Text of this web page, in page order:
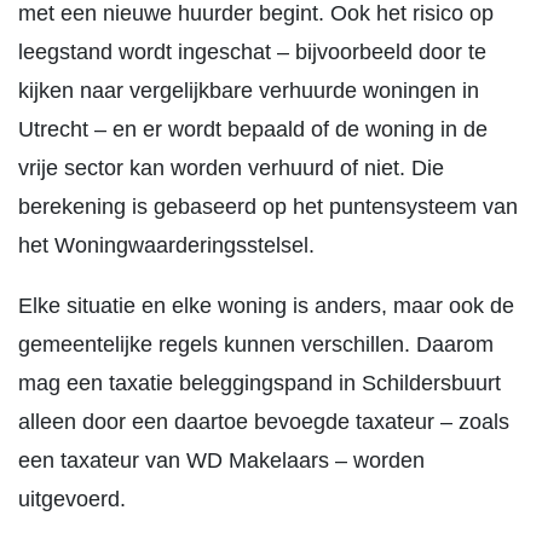
met een nieuwe huurder begint. Ook het risico op
leegstand wordt ingeschat – bijvoorbeeld door te
kijken naar vergelijkbare verhuurde woningen in
Utrecht – en er wordt bepaald of de woning in de
vrije sector kan worden verhuurd of niet. Die
berekening is gebaseerd op het puntensysteem van
het Woningwaarderingsstelsel.
Elke situatie en elke woning is anders, maar ook de
gemeentelijke regels kunnen verschillen. Daarom
mag een taxatie beleggingspand in Schildersbuurt
alleen door een daartoe bevoegde taxateur – zoals
een taxateur van WD Makelaars – worden
uitgevoerd.